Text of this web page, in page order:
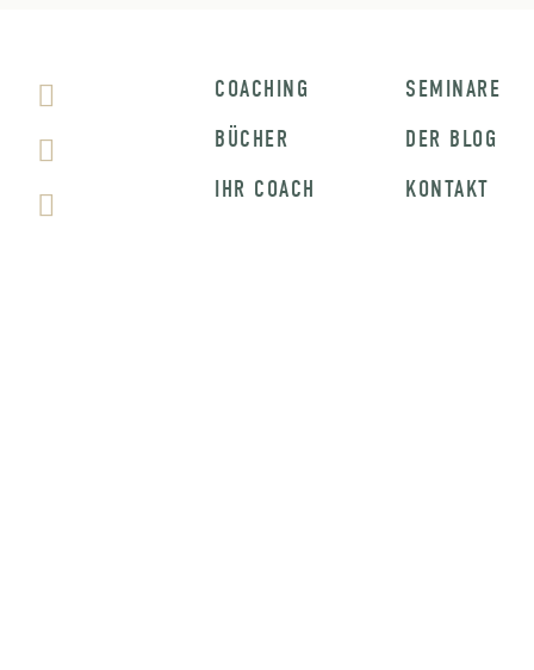
COACHING
BÜCHER
IHR COACH
SEMINARE
DER BLOG
KONTAKT